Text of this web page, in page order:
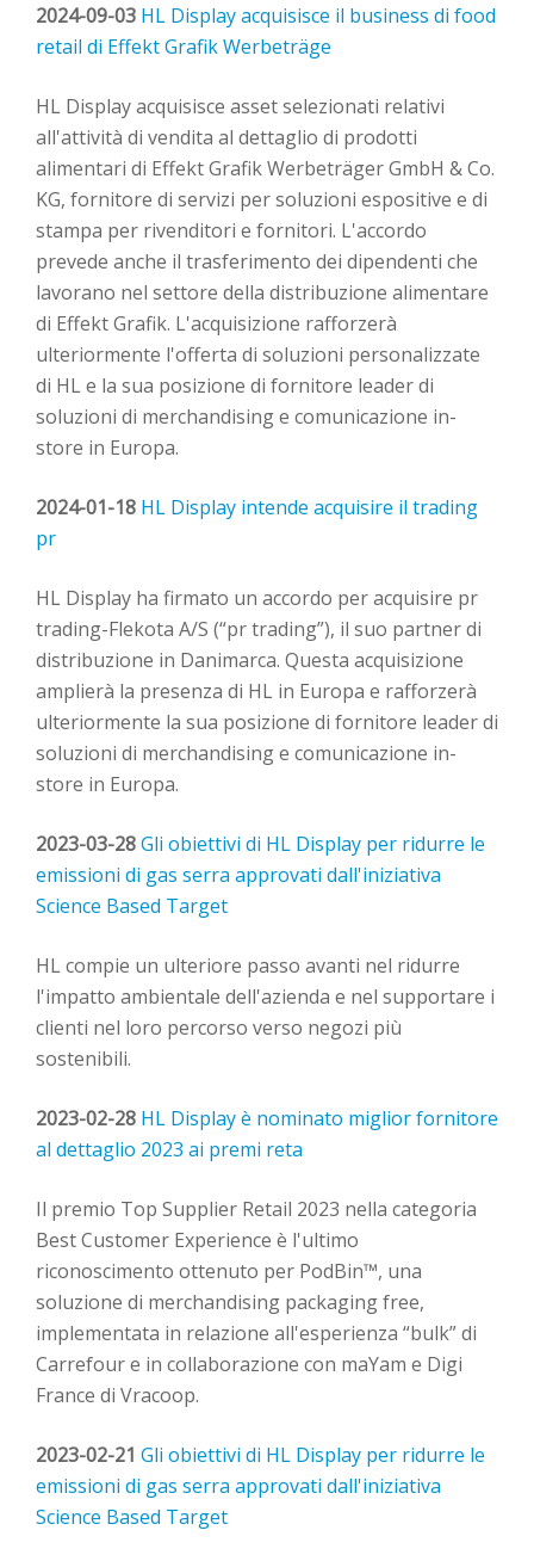
2024-09-03 HL Display acquisisce il business di food
retail di Effekt Grafik Werbeträge
HL Display acquisisce asset selezionati relativi
all'attività di vendita al dettaglio di prodotti
alimentari di EffektGrafikWerbeträgerGmbH & Co.
KG, fornitore di servizi persoluzioni espositive e di
stampa per rivenditori e fornitori. L'accordo
prevede anche il trasferimento dei dipendenti che
lavorano nel settore della distribuzione alimentare
di EffektGrafik. L'acquisizione rafforzerà
ulteriormente l'offerta di soluzioni personalizzate
di HL e la sua posizione di fornitore leader di
soluzioni di merchandising e comunicazione in-
store in Europa.
2024-01-18 HL Display intende acquisire il trading
pr
HL Display ha firmato un accordo per acquisire pr
trading-Flekota A/S (“pr trading”), il suo partner di
distribuzione in Danimarca. Questa acquisizione
amplierà la presenza di HL in Europa e rafforzerà
ulteriormente la sua posizione di fornitore leader di
soluzioni di merchandising e comunicazione in-
store in Europa.
2023-03-28Gli obiettivi di HL Display per ridurre le
emissioni di gas serra approvati dall'iniziativa
Science Based Target
HL compie un ulteriore passo avanti nel ridurre
l'impatto ambientale dell'azienda e nel supportare i
clienti nel loro percorso verso negozi più
sostenibili.
2023-02-28 HL Display è nominato miglior fornitore
al dettaglio 2023 ai premi reta
Il premio Top Supplier Retail 2023 nella categoria
Best Customer Experience è l'ultimo
riconoscimento ottenuto per PodBin™, una
soluzione di merchandising packagingfree,
implementata in relazione all'esperienza “bulk” di
Carrefour e in collaborazione con maYam e Digi
France di Vracoop.
2023-02-21 Gli obiettivi di HL Display per ridurre le
emissioni di gas serra approvati dall'iniziativa
Science Based Target